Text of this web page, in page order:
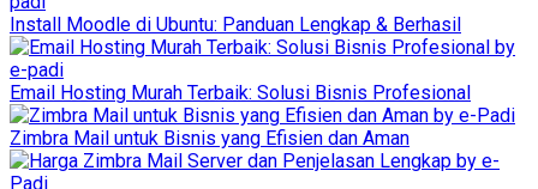
Install Moodle di Ubuntu: Panduan Lengkap & Berhasil
Email Hosting Murah Terbaik: Solusi Bisnis Profesional
Zimbra Mail untuk Bisnis yang Efisien dan Aman